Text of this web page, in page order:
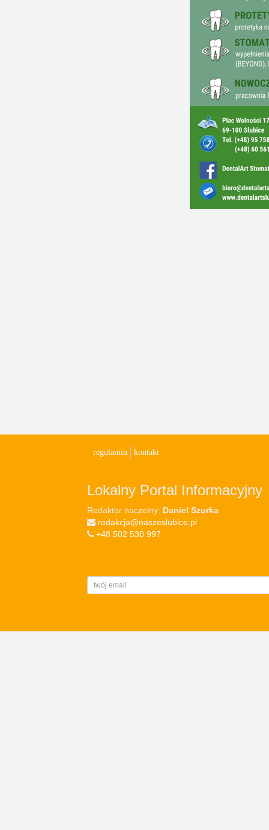
regulamin kontakt
Lokalny Portal Informacyjny
Redaktor naczelny: Daniel Szurka
redakcja@naszeslubice.pl
+48 502 530 997